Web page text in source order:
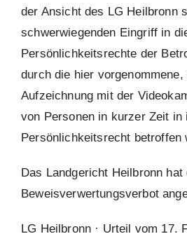
der Ansicht des LG Heilbronn
schwerwiegenden Eingriff in
Persönlichkeitsrechte der
durch die hier vorgenommene,
Aufzeichnung mit der
von Personen in kurzer Zeit in
Persönlichkeitsrecht betroffen
Das Landgericht Heilbronn hat
Beweisverwertungsverbot
LG Heilbronn · Urteil vom 17.